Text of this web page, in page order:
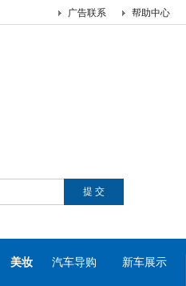
帮助中心
广告联系
美妆 汽车导购 新车展示